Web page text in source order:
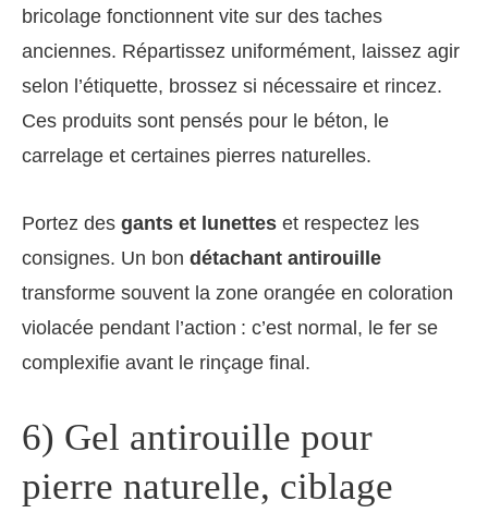
bricolage fonctionnent vite sur des taches
anciennes. Répartissez uniformément, laissez agir
selon l’étiquette, brossez si nécessaire et rincez.
Ces produits sont pensés pour le béton, le
carrelage et certaines pierres naturelles.
Portez des gants et lunettes et respectez les
consignes. Un bon détachant antirouille
transforme souvent la zone orangée en coloration
violacée pendant l’action : c’est normal, le fer se
complexifie avant le rinçage final.
6) Gel antirouille pour
pierre naturelle, ciblage